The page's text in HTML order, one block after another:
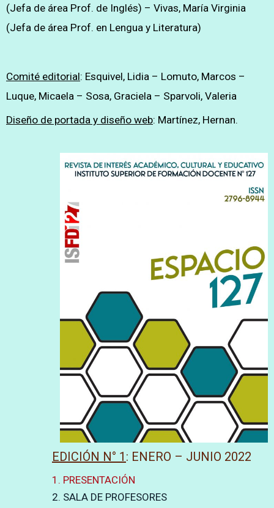
(Jefa de área Prof. de Inglés) – Vivas, María Virginia
(Jefa de área Prof. en Lengua y Literatura)
Comité editorial: Esquivel, Lidia – Lomuto, Marcos –
Luque, Micaela – Sosa, Graciela – Sparvoli, Valeria
Diseño de portada y diseño web: Martínez, Hernan.
EDICIÓN N° 1 : ENERO – JUNIO 2022
1. PRESENTACIÓN
2. SALA DE PROFESORES